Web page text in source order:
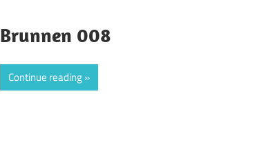
Brunnen 008
Continue reading